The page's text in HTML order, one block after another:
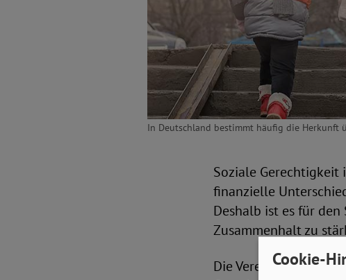
In Deutschland bestimmt häufig die Herkunft
Soziale Gerechtigkeit
finanzielle
Deshalb ist es für
Zusammenhalt zu
Die VereintenCookie-